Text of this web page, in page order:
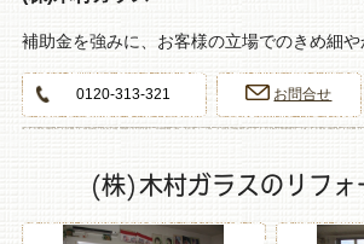
補助金を強みに、お客様の立場でのきめ細
0120-313-321 お問合せ
(株)木村ガラスのリフォ